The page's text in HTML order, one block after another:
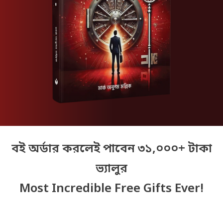
বই অর্ডার করলেই পাবেন ৩১,০০০+ টাকা
ভ্যালুর
Most Incredible Free Gifts Ever!